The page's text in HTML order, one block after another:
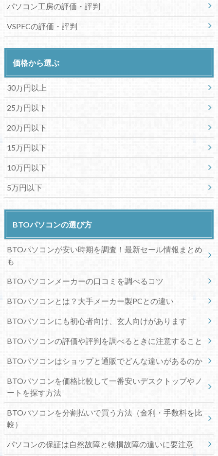
パソコン工房の評価・評判
VSPECの評価・評判
価格から選ぶ
30万円以上
25万円以下
20万円以下
15万円以下
10万円以下
5万円以下
BTOパソコンの選び方
BTOパソコンが安い時期を調査！最新セール情報まとめ
も
BTOパソコンメーカーの口コミを調べるコツ
BTOパソコンとは？大手メーカー製PCとの違い
BTOパソコンにも初心者向け、玄人向けがあります
BTOパソコンの評価や評判を調べるときに注意すること
BTOパソコンはショップと通販でどんな違いがあるのか
BTOパソコンを価格比較して一番安いデスクトップやノ
ートを探す方法
BTOパソコンを分割払いで買う方法（金利・手数料を比
較）
パソコンの保証は自然故障と物損故障の違いに要注意